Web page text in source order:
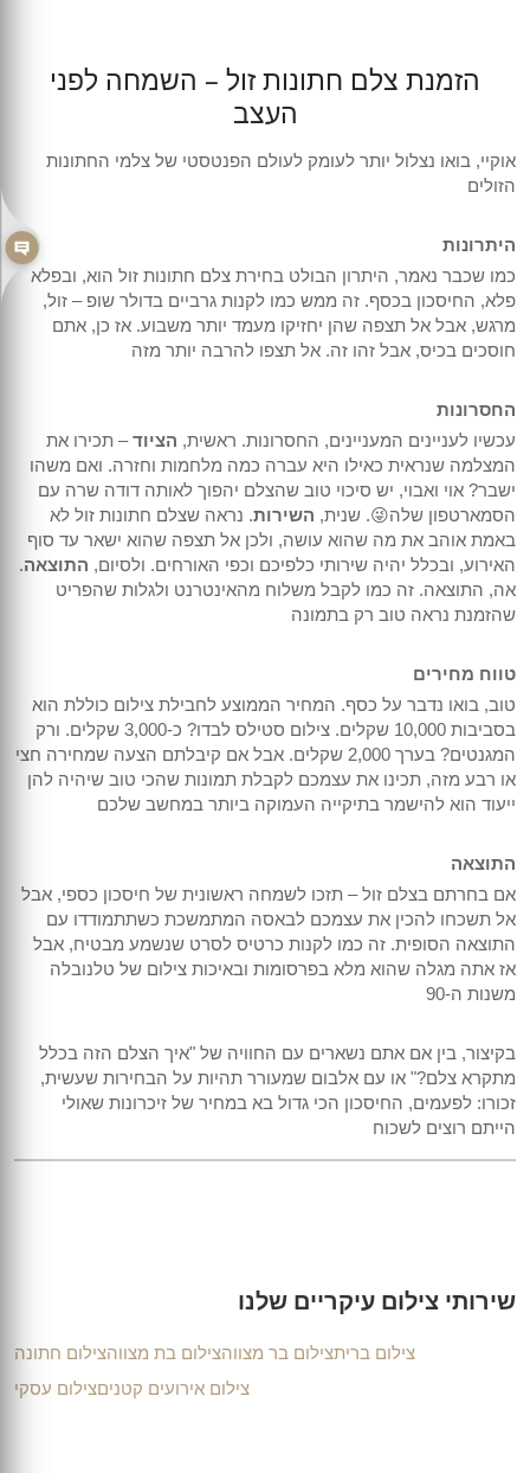
הזמנת צלם חתונות זול – השמחה לפני
העצב
אוקיי, בואו נצלול יותר לעומק לעולם הפנטסטי של צלמי החתונות
הזולים
היתרונות
כמו שכבר נאמר, היתרון הבולט בחירת צלם חתונות זול הוא, ובפלא
פלא, החיסכון בכסף. זה ממש כמו לקנות גרביים בדולר שופ – זול,
מרגש, אבל אל תצפה שהן יחזיקו מעמד יותר משבוע. אז כן, אתם
חוסכים בכיס, אבל זהו זה. אל תצפו להרבה יותר מזה
החסרונות
עכשיו לעניינים המעניינים, החסרונות. ראשית, הציוד– תכירו את
המצלמה שנראית כאילו היא עברה כמה מלחמות וחזרה. ואם משהו
ישבר? אוי ואבוי, יש סיכוי טוב שהצלם יהפוך לאותה דודה שרה עם
הסמארטפון שלה😜. שנית, השירות. נראה שצלם חתונות זול לא
באמת אוהב את מה שהוא עושה, ולכן אל תצפה שהוא ישאר עד סוף
האירוע, ובכלל יהיה שירותי כלפיכם וכפי האורחים. ולסיום, התוצאה.
אה, התוצאה. זה כמו לקבל משלוח מהאינטרנט ולגלות שהפריט
שהזמנת נראה טוב רק בתמונה
טווח מחירים
טוב, בואו נדבר על כסף. המחיר הממוצע לחבילת צילום כוללת הוא
בסביבות 10,000 שקלים. צילום סטילס לבדו? כ-3,000 שקלים. ורק
המגנטים? בערך 2,000 שקלים. אבל אם קיבלתם הצעה שמחירה חצי
או רבע מזה, תכינו את עצמכם לקבלת תמונות שהכי טוב שיהיה להן
ייעוד הוא להישמר בתיקייה העמוקה ביותר במחשב שלכם
התוצאה
אם בחרתם בצלם זול – תזכו לשמחה ראשונית של חיסכון כספי, אבל
אל תשכחו להכין את עצמכם לבאסה המתמשכת כשתתמודדו עם
התוצאה הסופית. זה כמו לקנות כרטיס לסרט שנשמע מבטיח, אבל
אז אתה מגלה שהוא מלא בפרסומות ובאיכות צילום של טלנובלה
משנות ה-90
בקיצור, בין אם אתם נשארים עם החוויה של "איך הצלם הזה בכלל
מתקרא צלם?" או עם אלבום שמעורר תהיות על הבחירות שעשית,
זכורו: לפעמים, החיסכון הכי גדול בא במחיר של זיכרונות שאולי
הייתם רוצים לשכוח
שירותי צילום עיקריים שלנו
צילום בריתצילום בר מצווהצילום בת מצווהצילום חתונה
צילום אירועים קטניםצילום עסקי